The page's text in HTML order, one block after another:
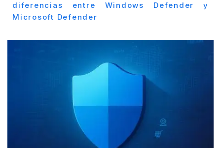
diferencias entre Windows Defender y
Microsoft Defender